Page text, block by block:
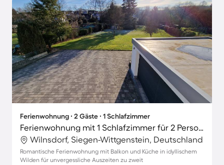
Ferienwohnung ∙ 2 Gäste ∙ 1 Schlafzimmer
Ferienwohnung mit 1 Schlafzimmer für 2 Personen
Wilnsdorf, Siegen-Wittgenstein, Deutschland
Romantische Ferienwohnung mit Balkon und Küche in idyllischem
Wilden für unvergessliche Auszeiten zu zweit